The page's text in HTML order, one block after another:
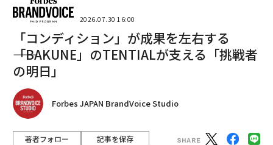
2026.07.30 16:00
「コンディション」が成果を左右する
――「BAKUNE」のTENTIALが支える「挑戦者
の明日」
Forbes JAPAN BrandVoice Studio
著者フォロー 記事を保存